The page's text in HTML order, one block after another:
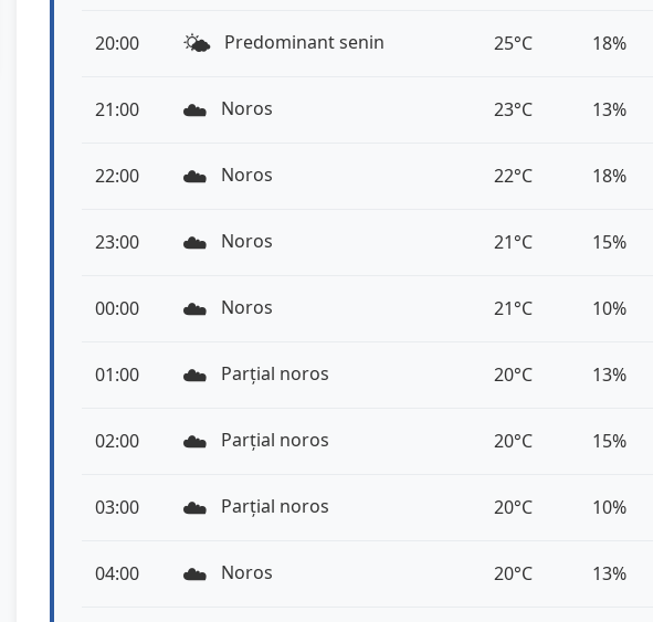
20:00 🌤️ Predominant senin 25°C 18%
21:00 ☁️ Noros 23°C 13%
22:00 ☁️ Noros 22°C 18%
23:00 ☁️ Noros 21°C 15%
00:00 ☁️ Noros 21°C 10%
01:00 ☁️ Parțial noros 20°C 13%
02:00 ☁️ Parțial noros 20°C 15%
03:00 ☁️ Parțial noros 20°C 10%
04:00 ☁️ Noros 20°C 13%